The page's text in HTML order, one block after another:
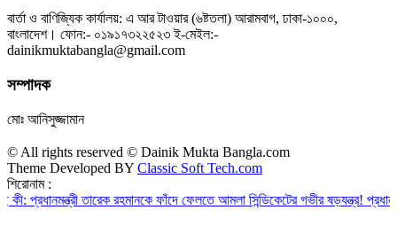
বার্তা ও বাণিজ্যিক কার্যালয়: এ আর টাওয়ার (৬ষ্টতলা) আরামবাগ, ঢাকা-১০০০,
বাংলাদেশ। ফোন:- ০১৯১৭৩২২৫২৩ ই-মেইল:-
dainikmuktabangla@gmail.com
সম্পাদক
মোঃ আনিসুজ্জামান
© All rights reserved © Dainik Mukta Bangla.com
Theme Developed BY Classic Soft Tech.com
শিরোনাম :
তারেক রহমানকে ফাঁদে ফেলতে আমলা সিন্ডিকেটের গভীর ষড়যন্ত্র!প্রধানমন্ত্রীর